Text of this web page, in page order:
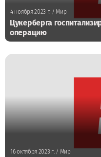
4 ноября 2023 г. / Мир
Цукерберга
операцию
16 октября 2023 г./ Мир